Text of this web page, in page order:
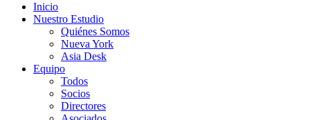
Inicio
Nuestro Estudio
Quiénes Somos
Nueva York
Asia Desk
Equipo
Todos
Socios
Directores